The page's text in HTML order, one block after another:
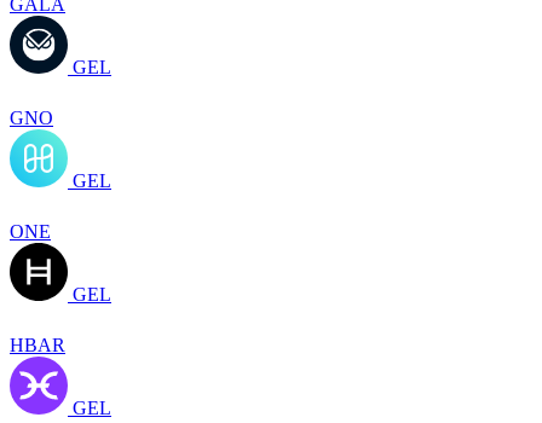
GEL
GNO
GEL
ONE
GEL
HBAR
GEL